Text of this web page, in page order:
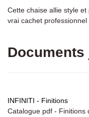
Cette chaise allie style
vrai cachet
INFINITI - Finitions
Catalogue pdf - Finitions